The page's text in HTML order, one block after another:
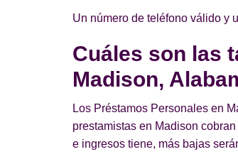
Un número de teléfono válido y
Cuáles son las
Madison,
Los Préstamos Personales en
prestamistas en Madison
e ingresos tiene, más bajas